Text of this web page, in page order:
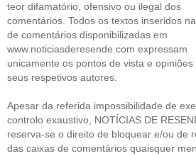
teor difamatório, ofensivo ou ilegal dos
comentários. Todos os textos inseridos
de comentários disponibilizadas em
www.noticiasderesende.com expressam
unicamente os pontos de vista e opiniões
seus respetivos autores.
Apesar da referida impossibilidade de
controlo exaustivo, NOTÍCIAS DE
reserva-se o direito de bloquear e/ou de
das caixas de comentários quaisquer